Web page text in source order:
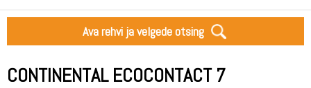
Ava rehvi ja velgede otsing
CONTINENTAL ECOCONTACT 7